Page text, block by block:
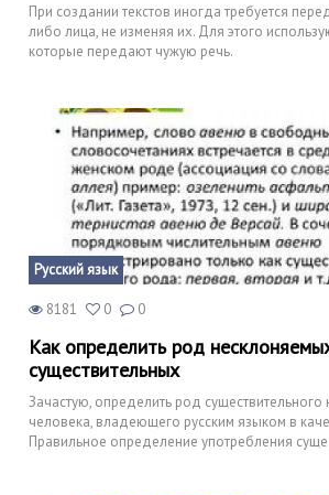
При создании текстов иногда требуется
либо лица, не изменяя их. Для этого
которые передают чужую речь.
Русский язык
8181 0 0
Как определить род
существительных
Зачастую, определить род
человека, владеющего русским языком в
Правильное определение употребления суще